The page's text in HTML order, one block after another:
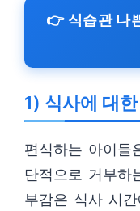
👉 식습관 나
1) 식사에 대
편식하는 아이들
단적으로 거부하
부감은 식사 시